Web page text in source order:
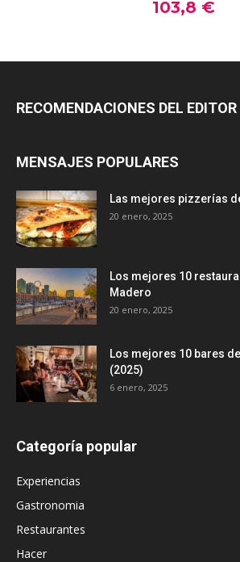
RECOMENDACIONES DEL EDITOR
MENSAJES POPULARES
Las mejores pizzerías
20 enero, 2025
Los mejores 10
Madero
20 enero, 2025
Los mejores 10 bares
(2025)
6 enero, 2025
Categoría popular
Experiencias
Gastronomia
Restaurantes
Hacer